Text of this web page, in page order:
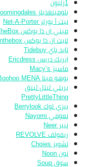
بلومينغديلز Bloomingdales
نيت أ بورتر Net-A-Porter
ميني ان ذا بوكس MiniInTheBox
لايت ان ذا بوكس Lightinthebox
تايد باي Tidebuy
ايريك دريس Ericdress
ماسيز Macy’s
بوهو مينا Boohoo MENA
بريتي ليتل ثينق
PrettyLittleThing
بيري لوك Berrylook
نعومي Nayomi
نيير Neer
ريفولف REVOLVE
تشويز Choies
نون Noon
سوق Souq